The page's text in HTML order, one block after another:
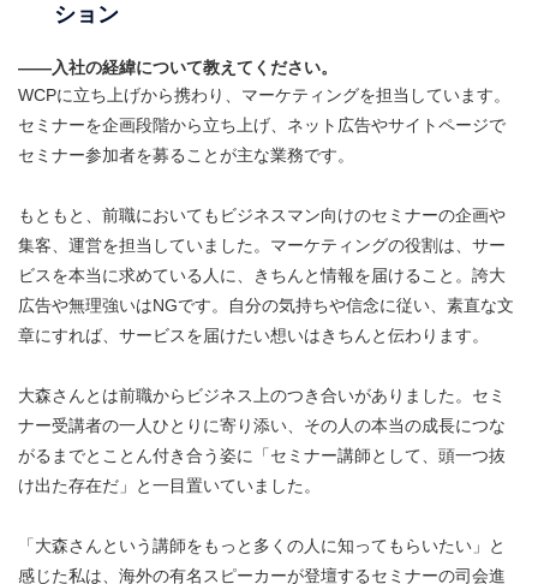
ション
――入社の経緯について教えてください。
WCPに立ち上げから携わり、マーケティングを担当しています。
セミナーを企画段階から立ち上げ、ネット広告やサイトページで
セミナー参加者を募ることが主な業務です。
もともと、前職においてもビジネスマン向けのセミナーの企画や
集客、運営を担当していました。マーケティングの役割は、サー
ビスを本当に求めている人に、きちんと情報を届けること。誇大
広告や無理強いはNGです。自分の気持ちや信念に従い、素直な文
章にすれば、サービスを届けたい想いはきちんと伝わります。
大森さんとは前職からビジネス上のつき合いがありました。セミ
ナー受講者の一人ひとりに寄り添い、その人の本当の成長につな
がるまでとことん付き合う姿に「セミナー講師として、頭一つ抜
け出た存在だ」と一目置いていました。
「大森さんという講師をもっと多くの人に知ってもらいたい」と
感じた私は、海外の有名スピーカーが登壇するセミナーの司会進